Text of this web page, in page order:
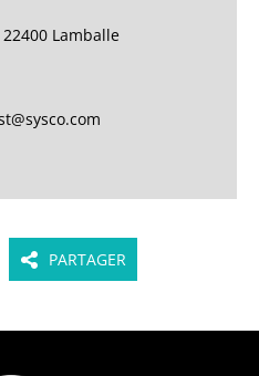
Lamballe
PARTAGER